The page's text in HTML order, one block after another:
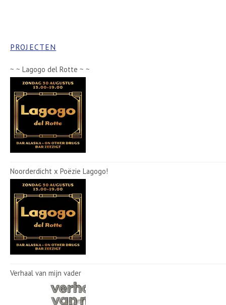
PROJECTEN
~ ~ Lagogo del Rotte ~ ~
Noorderdicht x Poëzie Lagogo!
Verhaal van mijn vader